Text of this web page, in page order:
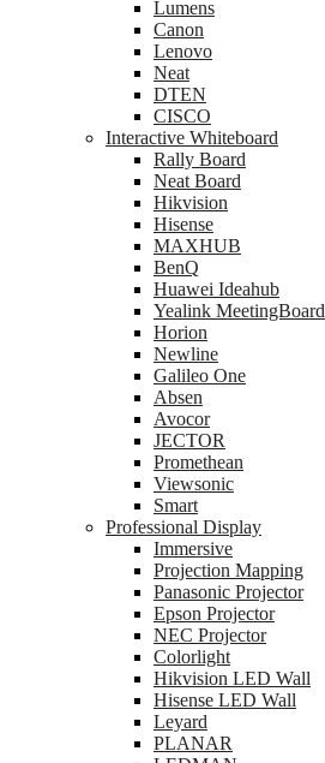
Lumens
Canon
Lenovo
Neat
DTEN
CISCO
Interactive Whiteboard
Rally Board
Neat Board
Hikvision
Hisense
MAXHUB
BenQ
Huawei Ideahub
Yealink MeetingBoard
Horion
Newline
Galileo One
Absen
Avocor
JECTOR
Promethean
Viewsonic
Smart
Professional Display
Immersive
Projection Mapping
Panasonic Projector
Epson Projector
NEC Projector
Colorlight
Hikvision LED Wall
Hisense LED Wall
Leyard
PLANAR